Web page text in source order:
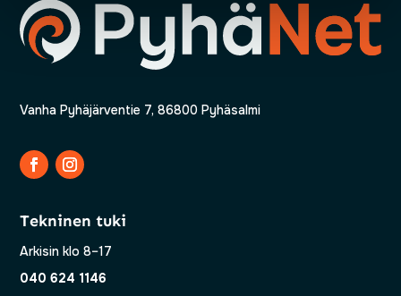
Vanha Pyhäjärventie 7, 86800 Pyhäsalmi
Tekninen tuki
Arkisin klo 8–17
040 624 1146